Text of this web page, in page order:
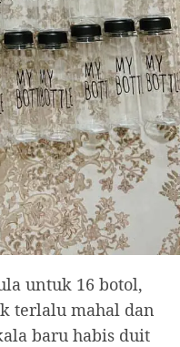
untuk 16 botol,
terlalu mahal dan
baru habis duit